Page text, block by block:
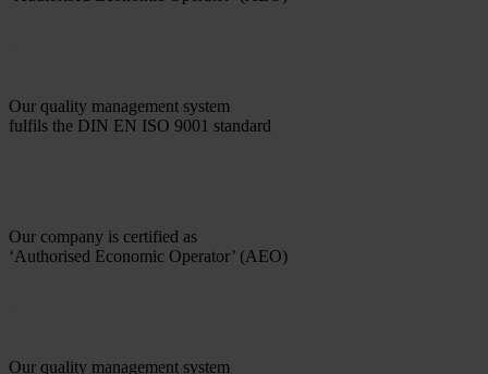
Our quality management system
fulfils the DIN EN ISO 9001 standard
Our company is certified as
‘Authorised Economic Operator’ (AEO)
Our quality management system